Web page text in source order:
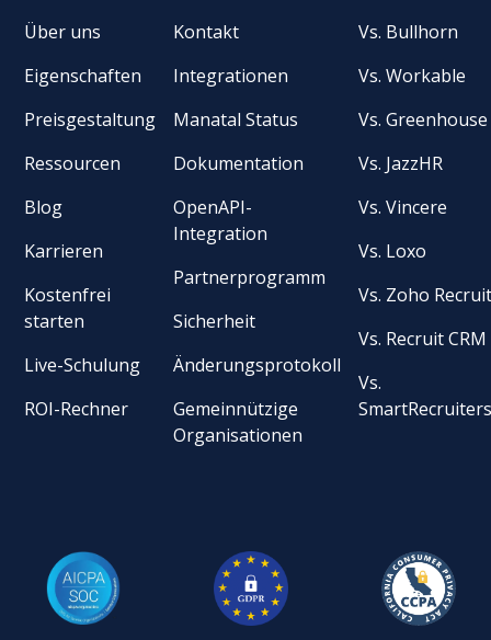
Über uns
Eigenschaften
Preisgestaltung
Ressourcen
Blog
Karrieren
Kostenfrei
starten
Live-Schulung
ROI-Rechner
Kontakt
Integrationen
Manatal Status
Dokumentation
OpenAPI-
Integration
Partnerprogramm
Sicherheit
Änderungsprotokoll
Gemeinnützige
Organisationen
Vs. Bullhorn
Vs. Workable
Vs. Greenhouse
Vs. JazzHR
Vs. Vincere
Vs. Loxo
Vs. Zoho
Vs. Recruit CRM
Vs.